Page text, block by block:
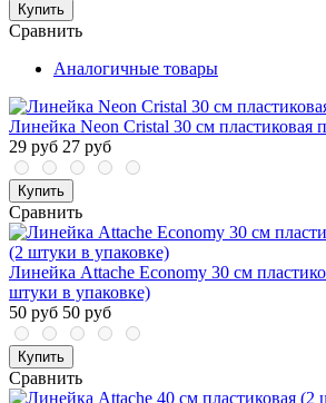
Купить
Сравнить
Аналогичные товары
Линейка Neon Cristal 30 см пластиковая
29 руб 27 руб
Купить
Сравнить
Линейка Attache Economy 30 см
штуки в упаковке)
50 руб 50 руб
Купить
Сравнить